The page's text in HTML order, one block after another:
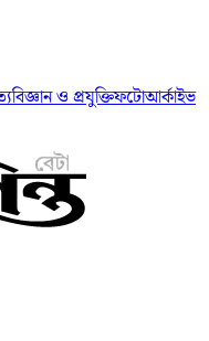
বিজ্ঞান ও প্রযুক্তিফটোআর্কাইভ